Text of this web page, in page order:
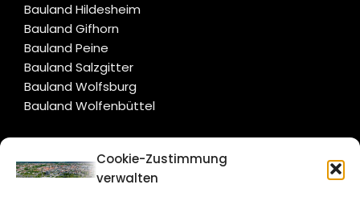
Cookie-Zustimmung
verwalten
Bauland Hildesheim
Bauland Gifhorn
Bauland Peine
Bauland Salzgitter
Bauland Wolfsburg
Bauland Wolfenbüttel
CITYLIFE!